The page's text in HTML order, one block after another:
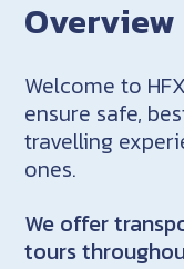
Overview
Welcome to
ensure safe,
travelling
ones.
We offer
tours